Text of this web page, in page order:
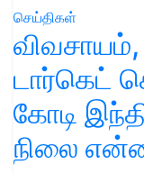
செய்திகள்
டார்கெட்
கோடி
நிலை